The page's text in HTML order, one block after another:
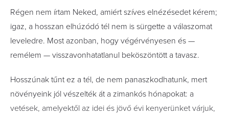
Régen nem írtam Neked, amiért szíves elnézésedet kérem;
igaz, a hosszan elhúzódó tél nem is sürgette a válaszomat
leveledre. Most azonban, hogy végérvényesen és —
remélem — visszavonhatatlanul beköszöntött a tavasz.
Hosszúnak tűnt ez a tél, de nem panaszkodhatunk, mert
növényeink jól vészelték át a zimankós hónapokat: a
vetések, amelyektől az idei és jövő évi kenyerünket várjuk,